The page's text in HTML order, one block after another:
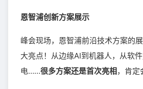
恩智浦创新方案展示
峰会现场，恩智浦前沿技术方案的
大亮点！从边缘AI到机器人，从软
电……很多方案还是首次亮相，肯定